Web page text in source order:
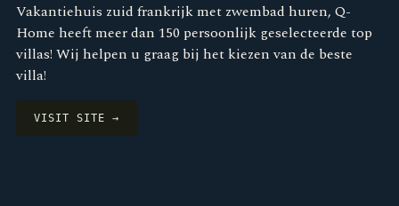
Vakantiehuis zuid frankrijk met zwembad huren, Q-
Home heeft meer dan 150 persoonlijk geselecteerde top
villas! Wij helpen u graag bij het kiezen van de beste
villa!
VISIT SITE →